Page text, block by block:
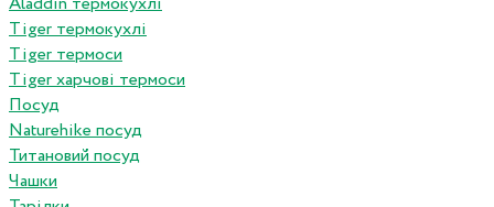
Tiger термокухлі
Tiger термоси
Tiger харчові термоси
Посуд
Naturehike посуд
Титановий посуд
Чашки